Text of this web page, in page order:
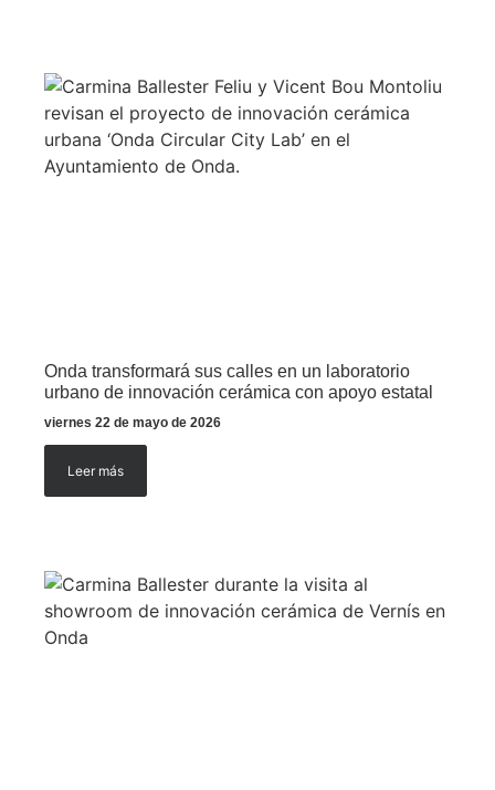
Onda transformará sus calles en un laboratorio
urbano de innovación cerámica con apoyo estatal
viernes 22 de mayo de 2026
Leer más